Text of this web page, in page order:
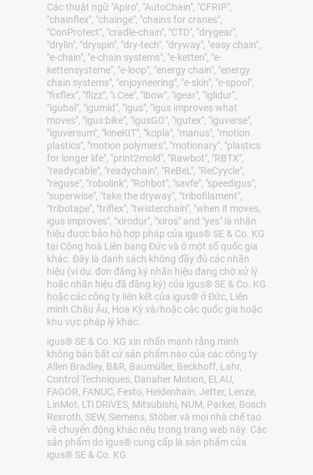
Các thuật ngữ "Apiro", "AutoChain", "CFRIP",
"chainflex", "chainge", "chains for cranes",
"ConProtect", "cradle-chain", "CTD", "drygear",
"drylin", "dryspin", "dry-tech", "dryway", "easy chain",
"e-chain", "e-chain systems", "e-ketten", "e-
kettensysteme", "e-loop", "energy chain", "energy
chain systems", "enjoyneering", "e-skin", "e-spool",
"fixflex", "flizz", "i.Cee", "ibow", "igear", "iglidur",
"igubal", "igumid", "igus", "igus improves what
moves", "igus:bike", "igusGO", "igutex", "iguverse",
"iguversum", "kineKIT", "kopla", "manus", "motion
plastics", "motion polymers", "motionary", "plastics
for longer life", "print2mold", "Rawbot", "RBTX",
"readycable", "readychain", "ReBeL", "ReCyycle",
"reguse", "robolink", "Rohbot", "savfe", "speedigus",
"superwise", "take the dryway", "tribofilament",
"tribotape", "triflex", "twisterchain", "when it moves,
igus improves", "xirodur", "xiros" and "yes" là nhãn
hiệu được bảo hộ hợp pháp của igus® SE & Co. KG
tại Cộng hoà Liên bang Đức và ở một số quốc gia
khác. Đây là danh sách không đầy đủ các nhãn
hiệu (ví dụ: đơn đăng ký nhãn hiệu đang chờ xử lý
hoặc nhãn hiệu đã đăng ký) của igus® SE & Co. KG
hoặc các công ty liên kết của igus® ở Đức, Liên
minh Châu Âu, Hoa Kỳ và/hoặc các quốc gia hoặc
khu vực pháp lý khác.
igus® SE & Co. KG xin nhấn mạnh rằng mình
không bán bất cứ sản phẩm nào của các công ty
Allen Bradley, B&R, Baumüller, Beckhoff, Lahr,
Control Techniques, Danaher Motion, ELAU,
FAGOR, FANUC, Festo, Heidenhain, Jetter, Lenze,
LinMot, LTi DRiVES, Mitsubishi, NUM, Parker, Bosch
Rexroth, SEW, Siemens, Stöber và mọi nhà chế tạo
về chuyển động khác nêu trong trang web này. Các
sản phẩm do igus® cung cấp là sản phẩm của
igus® SE & Co. KG